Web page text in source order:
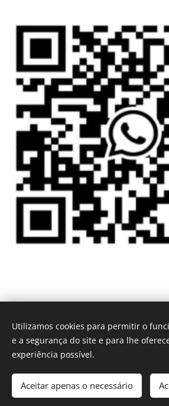
Urgência 24H - Tel.: +351
"Lâmpada para os meus pés e Luz para
Tua Palavra Senhor,"
Cookies
Utilizamos cookies para permitir o
e a segurança do site e para lhe
experiência possível.
Aceitar apenas o necessário